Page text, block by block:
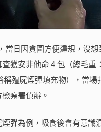
日因貪圖方便違規，沒
獲安非他命 4 包（總毛重
殭屍煙彈填充物），當
察署偵辦。
彈為例，吸食後會有意識